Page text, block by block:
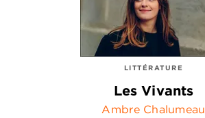
LITTÉRATURE
Les Vivants
Ambre Chalumeau